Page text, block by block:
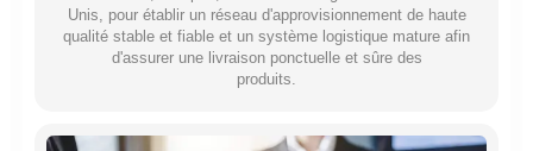
Unis, pour établir un réseau d'approvisionnement de haute
qualité stable et fiable et un système logistique mature afin
d'assurer une livraison ponctuelle et sûre des
produits.